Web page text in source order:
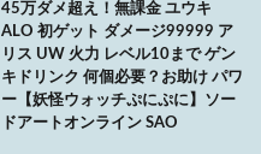
45万ダメ超え！無課金 ユウキ
ALO 初ゲット ダメージ99999 ア
リス UW 火力 レベル10まで ゲン
キドリンク 何個必要？お助け パワ
ー【妖怪ウォッチぷにぷに】ソー
ドアートオンライン SAO